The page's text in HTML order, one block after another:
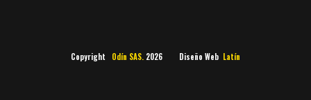
Copyright Odín SAS. 2026 Diseño Web Latín